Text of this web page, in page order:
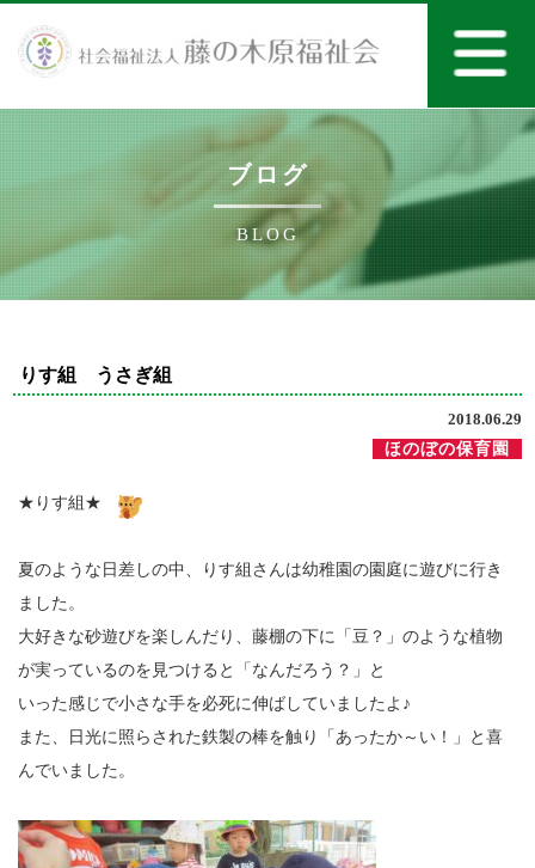
ブログ
BLOG
りす組 うさぎ組
2018.06.29
ほのぼの保育園
★りす組★
夏のような日差しの中、りす組さんは幼稚園の園庭に遊びに行き
ました。
大好きな砂遊びを楽しんだり、藤棚の下に「豆？」のような植物
が実っているのを見つけると「なんだろう？」と
いった感じで小さな手を必死に伸ばしていましたよ♪
また、日光に照らされた鉄製の棒を触り「あったか～い！」と喜
んでいました。